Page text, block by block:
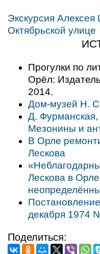
Экскурсия Алексея
Октябрьской улице
Прогулки по
Орёл:
2014.
Дом-музей Н.
Д.
Мезонины и
В Орле
Лескова
Лескова в
декабря 1974
Поделиться: